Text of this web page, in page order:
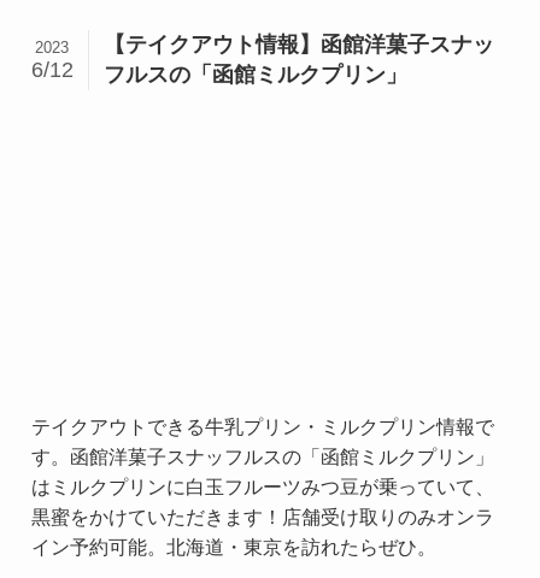
【テイクアウト情報】函館洋菓子スナッ
フルスの「函館ミルクプリン」
2023
6/12
テイクアウトできる牛乳プリン・ミルクプリン情報で
す。函館洋菓子スナッフルスの「函館ミルクプリン」
はミルクプリンに白玉フルーツみつ豆が乗っていて、
黒蜜をかけていただきます！店舗受け取りのみオンラ
イン予約可能。北海道・東京を訪れたらぜひ。